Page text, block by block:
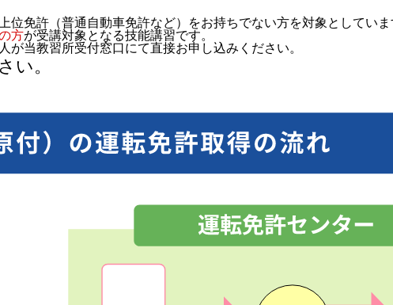
免許（普通自動車免許など）をお持ちでない方を対象としてい
方が受講対象となる技能講習です。
が当教習所受付窓口にて直接お申し込みください。
い。